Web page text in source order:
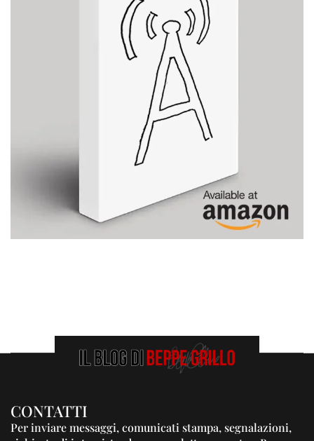
CONTATTI
Per inviare messaggi, comunicati stampa, segnalazioni,